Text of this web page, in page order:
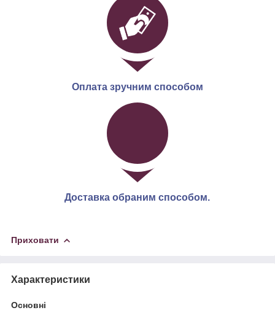
Оплата зручним способом
Доставка обраним способом.
Приховати
Характеристики
Основні